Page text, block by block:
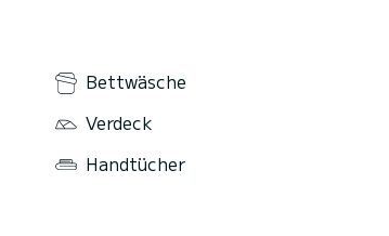
Bettwäsche
Verdeck
Handtücher